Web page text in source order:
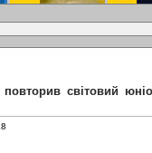
повторив світовий